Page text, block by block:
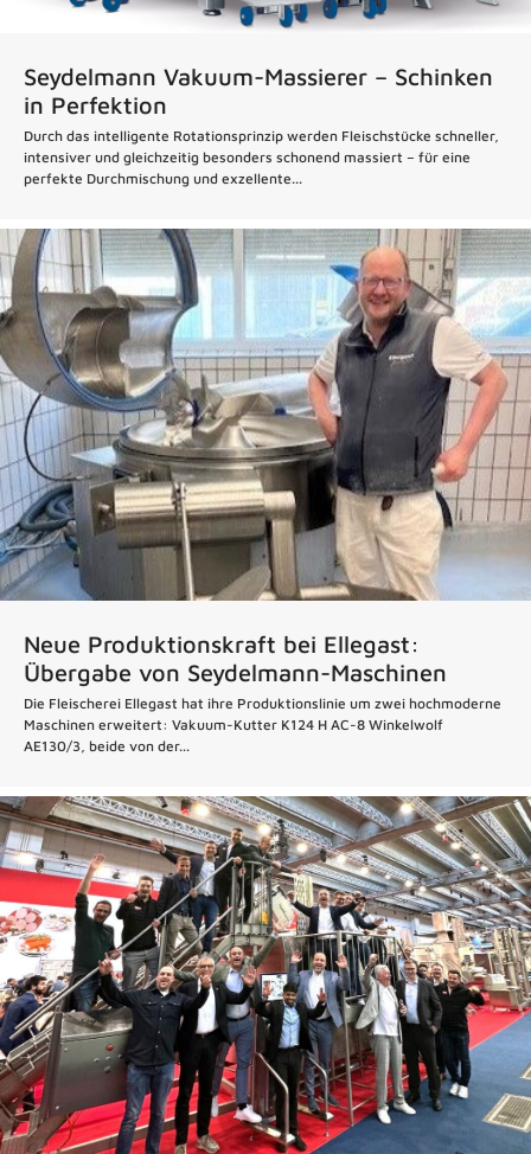
Seydelmann Vakuum-Massierer – Schinken
in Perfektion
Durch das intelligente Rotationsprinzip werden Fleischstücke schneller,
intensiver und gleichzeitig besonders schonend massiert – für eine
perfekte Durchmischung und exzellente...
Neue Produktionskraft bei Ellegast:
Übergabe von Seydelmann-Maschinen
Die Fleischerei Ellegast hat ihre Produktionslinie um zwei hochmoderne
Maschinen erweitert: Vakuum-Kutter K124 H AC-8 Winkelwolf
AE130/3, beide von der...